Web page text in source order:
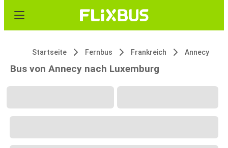
Startseite Fernbus Frankreich Annecy
Bus von Annecy nach Luxemburg